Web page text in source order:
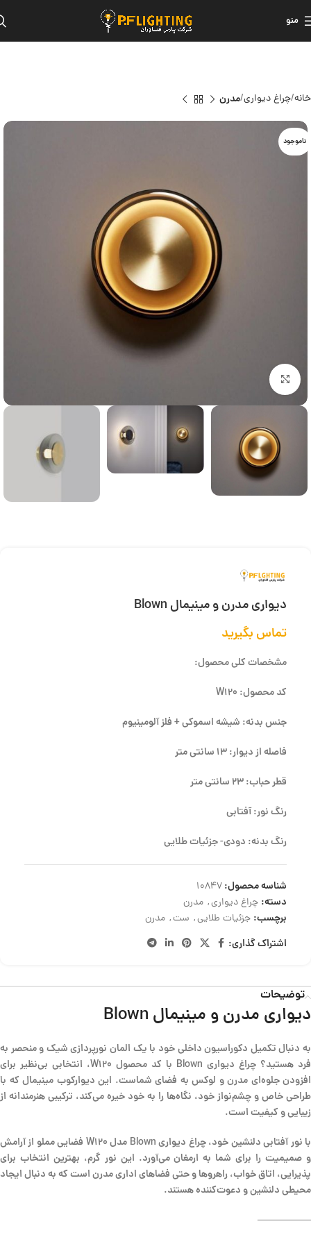
منو
خانه چراغ دیواری مدرن
ناموجود
بزرگنمایی تصویر
دیواری مدرن و مینیمال Blown
تماس بگیرید
مشخصات کلی محصول:
کد محصول: W120
جنس بدنه: شیشه اسموکی + فلز آلومینیوم
فاصله از دیوار: 13 سانتی متر
قطر حباب: 23 سانتی متر
رنگ نور: آفتابی
رنگ بدنه: دودی- جزئیات طلایی
شناسه محصول:10847
دسته: چراغ دیواری, مدرن
برچسب: جزئیات طلایی, ست, مدرن
اشتراک گذاری:
توضیحات
دیواری مدرن و مینیمال Blown
به دنبال تکمیل دکوراسیون داخلی خود با یک المان نورپردازی شیک و منحصر به
فرد هستید؟ چراغ دیواری Blown با کد محصول W120، انتخابی بی‌نظیر برای
افزودن جلوه‌ای مدرن و لوکس به فضای شماست. این دیوارکوب مینیمال که با
طراحی خاص و چشم‌نواز خود، نگاه‌ها را به خود خیره می‌کند، ترکیبی هنرمندانه از
زیبایی و کیفیت است.
با نور آفتابی دلنشین خود، چراغ دیواری Blown مدل W120 فضایی مملو از آرامش
و صمیمیت را برای شما به ارمغان می‌آورد. این نور گرم، بهترین انتخاب برای
پذیرایی، اتاق خواب، راهروها و حتی فضاهای اداری مدرن است که به دنبال ایجاد
محیطی دلنشین و دعوت‌کننده هستند.
—————–